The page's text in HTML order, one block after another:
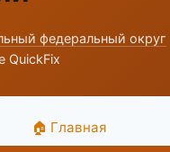
федеральный округ
QuickFix
🏠 Главная